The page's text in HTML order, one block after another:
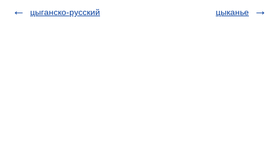
цыганско-русский цыканье